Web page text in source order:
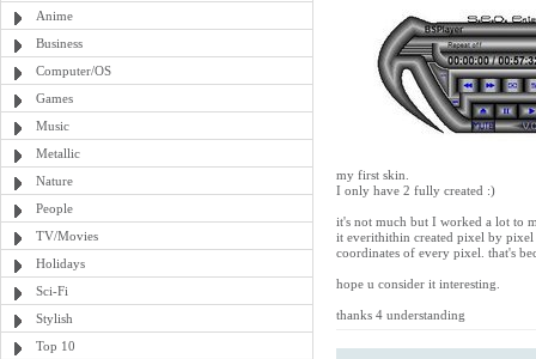
Anime
Business
Computer/OS
Games
Music
Metallic
Nature
People
TV/Movies
Holidays
Sci-Fi
Stylish
Top 10
my first skin.
I only have 2 fully created :)
it's not much but I worked a lot to
it everithithin created pixel by pixel
coordinates of every pixel. that's
hope u consider it interesting.
thanks 4 understanding